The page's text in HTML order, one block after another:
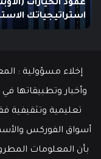
يونيو 10, 2025
ما هو الـ Swing Trading؟ دليلك الشامل للمبتدئين
إخلاء مسؤولية :
وأخبار وتطبيقاتها
تعليمية وتثقيفية
أسواق الفوركس
بأن المعلومات